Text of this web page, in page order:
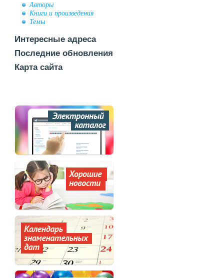
Авторы
Книги и произведения
Темы
Интересные адреса
Последние обновления
Карта сайта